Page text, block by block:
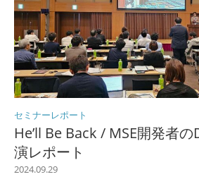
セミナーレポート
He’ll Be Back / MSE開発者
演レポート
2024.09.29